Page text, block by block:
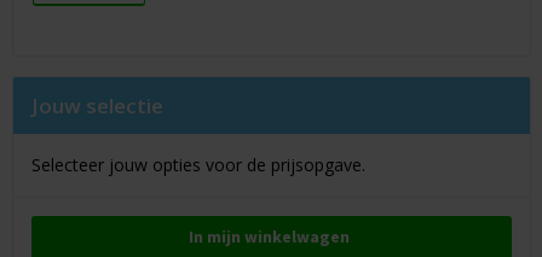
Jouw selectie
Selecteer jouw opties voor de prijsopgave.
In mijn winkelwagen